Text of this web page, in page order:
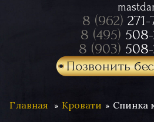
8 (962)
8 (495) 508-
8 (903)
Позвонить
Главная Кровати Спинка